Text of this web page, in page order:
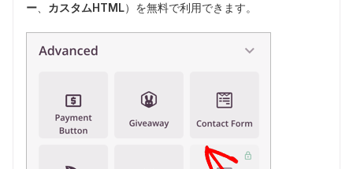
ー
カスタムHTML）を無料で利用できます。